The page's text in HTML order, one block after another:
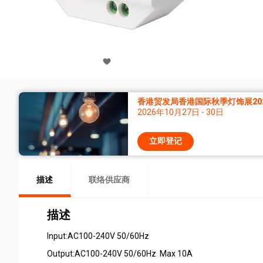
香港贸发局香港国际秋季灯饰展
2026年10月27日 - 30日
立即登记
描述 联络供应商
描述
Input:AC100-240V 50/60Hz
Output:AC100-240V 50/60Hz Max 10A